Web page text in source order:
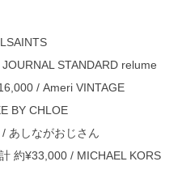
STANDARD relume
/ Ameri VINTAGE
BY CHLOE
あしながおじさん
約¥33,000 / MICHAEL KORS